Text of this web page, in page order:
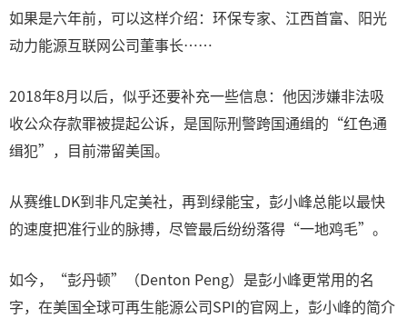
如果是六年前，可以这样介绍：环保专家、江西首富、阳光
动力能源互联网公司董事长……
2018年8月以后，似乎还要补充一些信息：他因涉嫌非法吸
收公众存款罪被提起公诉，是国际刑警跨国通缉的“红色通
缉犯”，目前滞留美国。
从赛维LDK到非凡定美社，再到绿能宝，彭小峰总能以最快
的速度把准行业的脉搏，尽管最后纷纷落得“一地鸡毛”。
如今，“彭丹顿”（Denton Peng）是彭小峰更常用的名
字，在美国全球可再生能源公司SPI的官网上，彭小峰的简介